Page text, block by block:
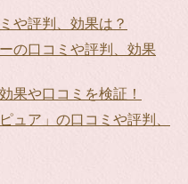
や評判、効果は？
の口コミや評判、効果
果や口コミを検証！
ュア」の口コミや評判、